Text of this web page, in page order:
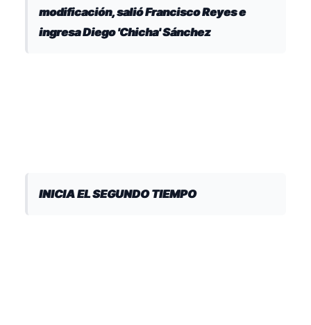
modificación, salió Francisco Reyes e
ingresa Diego 'Chicha' Sánchez
INICIA EL SEGUNDO TIEMPO